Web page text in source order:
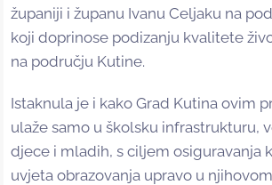
županiji i županu Ivanu Celjaku na
koji doprinose podizanju kvalitete
na području Kutine.
Istaknula je i kako Grad Kutina ovim
ulaže samo u školsku infrastrukturu,
djece i mladih, s ciljem osiguravanja
uvjeta obrazovanja upravo u